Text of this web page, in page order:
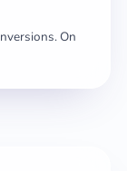
On